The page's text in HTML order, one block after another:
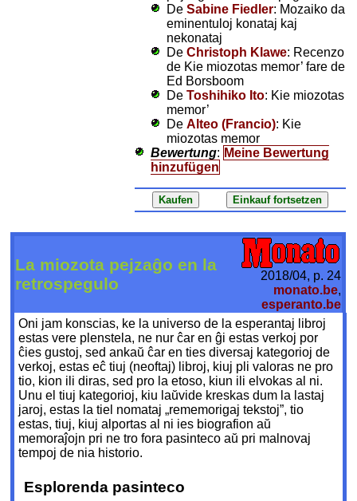
De Sabine Fiedler: Mozaiko da
eminentuloj konataj kaj
nekonataj
De Christoph Klawe: Recenzo
de Kie miozotas memor’ fare de
Ed Borsboom
De Toshihiko Ito: Kie miozotas
memor’
De Alteo (Francio): Kie
miozotas memor
Bewertung: Meine Bewertung
hinzufügen
La miozota pejzaĝo en la
retrospegulo
2018/04, p. 24
monato.be,
esperanto.be
Oni jam konscias, ke la universo de la esperantaj libroj
estas vere plenstela, ne nur ĉar en ĝi estas verkoj por
ĉies gustoj, sed ankaŭ ĉar en ties diversaj kategorioj de
verkoj, estas eĉ tiuj (neoftaj) libroj, kiuj pli valoras ne pro
tio, kion ili diras, sed pro la etoso, kiun ili elvokas al ni.
Unu el tiuj kategorioj, kiu laŭvide kreskas dum la lastaj
jaroj, estas la tiel nomataj „rememorigaj tekstoj”, tio
estas, tiuj, kiuj alportas al ni ies biografion aŭ
memoraĵojn pri ne tro fora pasinteco aŭ pri malnovaj
tempoj de nia historio.
Esplorenda pasinteco